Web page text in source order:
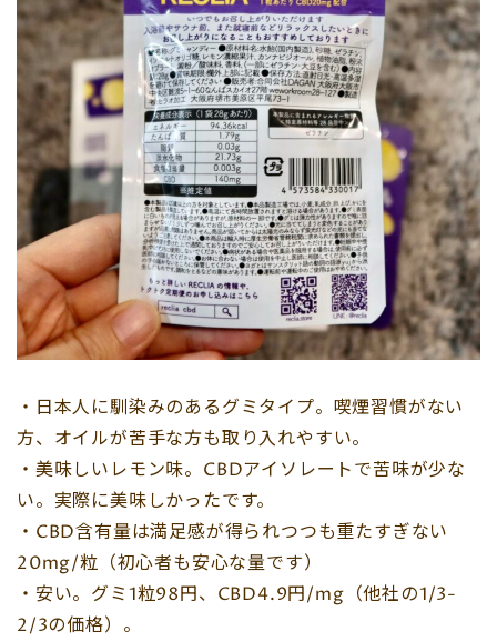
・日本人に馴染みのあるグミタイプ。喫煙習慣がない
方、オイルが苦手な方も取り入れやすい。
・美味しいレモン味。CBDアイソレートで苦味が少な
い。実際に美味しかったです。
・CBD含有量は満足感が得られつつも重たすぎない
20mg/粒（初心者も安心な量です）
・安い。グミ1粒98円、CBD4.9円/mg（他社の1/3-
2/3の価格）。